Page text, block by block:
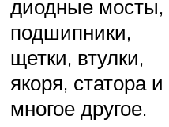
диодные мосты,
подшипники,
щетки, втулки,
якоря, статора и
многое другое.